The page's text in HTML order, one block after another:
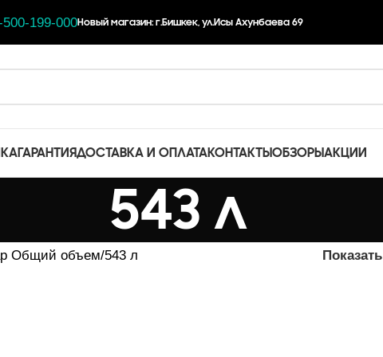
199-000Новый магазин: г.Бишкек, ул.Исы Ахунбаева 69
ГАРАНТИЯДОСТАВКА И ОПЛАТАКОНТАКТЫОБЗОРЫАКЦИИ
543 л
Общий объем 543 л Показать